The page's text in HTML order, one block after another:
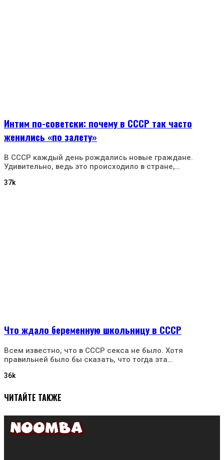
Интим по-советски: почему в СССР так часто
женились «по залету»
В СССР каждый день рождались новые граждане.
Удивительно, ведь это происходило в стране,…
37k
Что ждало беременную школьницу в СССР
Всем известно, что в СССР секса не было. Хотя
правильней было бы сказать, что тогда эта…
36k
ЧИТАЙТЕ ТАКЖЕ